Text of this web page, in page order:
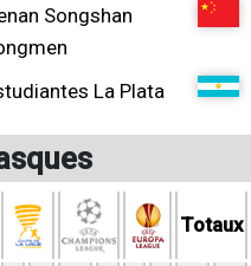
Songshan
La Plata
Totaux